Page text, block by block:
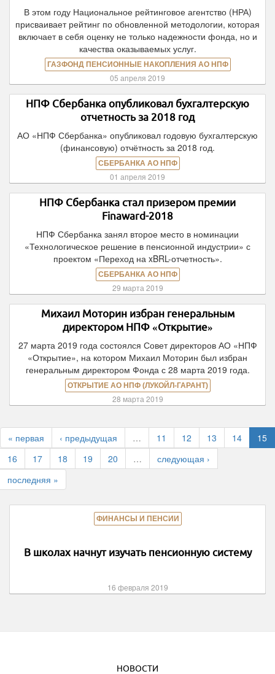
В этом году Национальное рейтинговое агентство (НРА)
присваивает рейтинг по обновленной методологии, которая
включает в себя оценку не только надежности фонда, но и
качества оказываемых услуг.
ГАЗФОНД ПЕНСИОННЫЕ НАКОПЛЕНИЯ АО НПФ
05 апреля 2019
НПФ Сбербанка опубликовал бухгалтерскую
отчетность за 2018 год
АО «НПФ Сбербанка» опубликовал годовую бухгалтерскую
(финансовую) отчётность за 2018 год.
СБЕРБАНКА АО НПФ
01 апреля 2019
НПФ Сбербанка стал призером премии
Finaward-2018
НПФ Сбербанка занял второе место в номинации
«Технологическое решение в пенсионной индустрии» с
проектом «Переход на xBRL-отчетность».
СБЕРБАНКА АО НПФ
29 марта 2019
Михаил Моторин избран генеральным
директором НПФ «Открытие»
27 марта 2019 года состоялся Совет директоров АО «НПФ
«Открытие», на котором Михаил Моторин был избран
генеральным директором Фонда с 28 марта 2019 года.
ОТКРЫТИЕ АО НПФ (ЛУКОЙЛ-ГАРАНТ)
28 марта 2019
« первая ‹ предыдущая … 11 12 13 14
15
16
17 18 19 20 …
следующая ›
последняя »
ФИНАНСЫ И ПЕНСИИ
В школах начнут изучать пенсионную систему
16 февраля 2019
НОВОСТИ